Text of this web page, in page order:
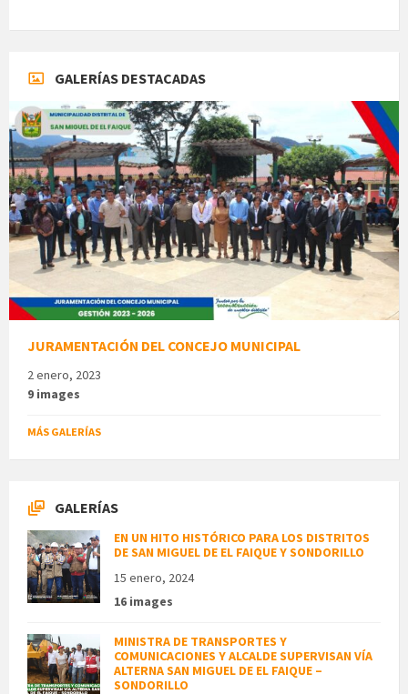
GALERÍAS DESTACADAS
JURAMENTACIÓN DEL CONCEJO MUNICIPAL
2 enero, 2023
9 images
MÁS GALERÍAS
GALERÍAS
EN UN HITO HISTÓRICO PARA LOS DISTRITOS
DE SAN MIGUEL DE EL FAIQUE Y SONDORILLO
15 enero, 2024
16 images
MINISTRA DE TRANSPORTES Y
COMUNICACIONES Y ALCALDE SUPERVISAN VÍA
ALTERNA SAN MIGUEL DE EL FAIQUE –
SONDORILLO